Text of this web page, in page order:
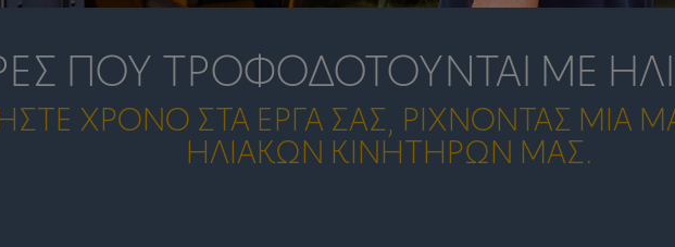
ΠΟΥ ΤΡΟΦΟΔΟΤΟΎΝΤΑΙ ΜΕ
ΧΡΌΝΟ ΣΤΑ ΈΡΓΑ ΣΑΣ, ΡΊΧΝΟΝΤΑΣ ΜΙΑ
ΗΛΙΑΚΏΝ ΚΙΝΗΤΉΡΩΝ ΜΑΣ.